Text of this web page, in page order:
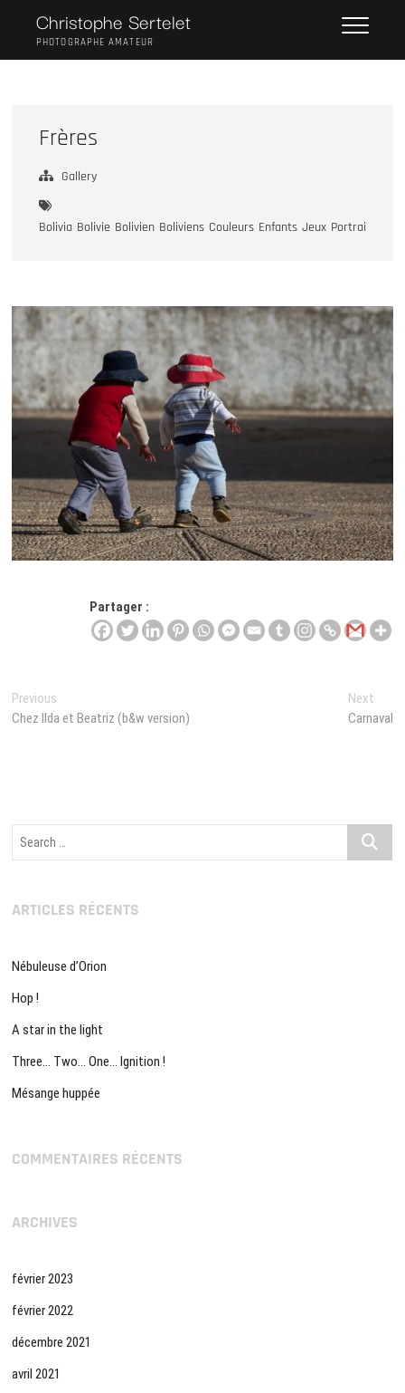
content
Christophe Sertelet
PHOTOGRAPHE AMATEUR
Frères
Gallery
Bolivia Bolivie Bolivien Boliviens Couleurs Enfants Jeux Portraits
Partager :
Navigation
de
Previous
post:
Chez Ilda et Beatriz (b&w version)
NextNext
post:
Carnaval
Search
ARTICLES RÉCENTS
Nébuleuse d’Orion
Hop !
A star in the light
Three… Two… One… Ignition !
Mésange huppée
COMMENTAIRES RÉCENTS
ARCHIVES
février 2023
février 2022
décembre 2021
avril 2021